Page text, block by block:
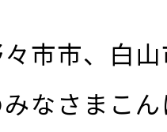
市市、白
みなさまこ